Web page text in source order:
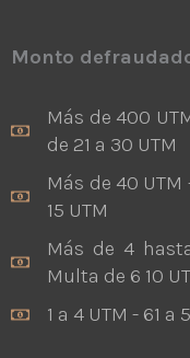
Monto
Más de 400
de 21 a 30 UTM
Más de 40 UTM
15 UTM
Más de 4
Multa de 6 10
1 a 4 UTM - 61